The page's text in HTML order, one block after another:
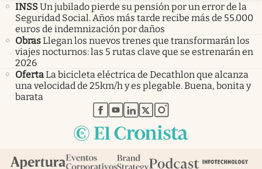
INSSUn jubilado pierde su pensión por un error de la
Seguridad Social. Años más tarde recibe más de 55.000
euros de indemnización por daños
ObrasLlegan los nuevos trenes que transformarán los
viajes nocturnos: las 5 rutas clave que se estrenarán en
2026
OfertaLa bicicleta eléctrica de Decathlon que alcanza
una velocidad de 25km/h y es plegable. Buena, bonita y
barata
abre en nueva pestaña
abre en nueva pestaña
abre en nueva pestaña
abre en nueva pestaña
abre en nueva pestaña